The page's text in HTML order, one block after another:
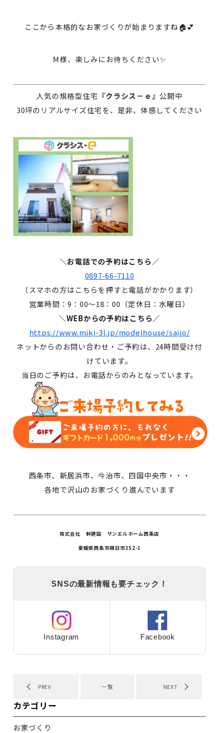
ここから本格的なお家づくりが始まりますね🏠💕
M様、楽しみにお待ちください✨
人気の規格型住宅 『クラシス－ｅ』 公開中
30坪のリアルサイズ住宅を、是非、体感してください
＼お電話での予約はこちら／
0897-66-7110
（スマホの方はこちらを押すと電話がかかります）
営業時間：9：00～18：00（定休日：水曜日）
＼WEBからの予約はこちら／
https://www.miki-3l.jp/modelhouse/saijo/
ネットからのお問い合わせ・ご予約は、24時間受け付
けています。
当日のご予約は、お電話からのみとなっています。
西条市、新居浜市、今治市、四国中央市・・・
各地で沢山のお家づくり進んでいます
株式会社 幹建設 サンエルホーム西条店
愛媛県西条市朔日市252-1
SNSの最新情報も要チェック！
Instagram Facebook
PREV 一覧 NEXT
カテゴリー
お家づくり